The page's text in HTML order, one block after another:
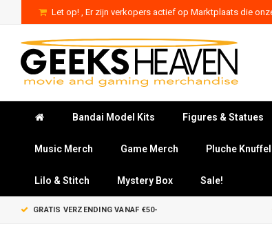
Let op! , Er zijn verkopers actief op Marktplaats die
Bandai Model Kits Figures & Statues
Music Merch Game Merch Pluche
Lilo & Stitch Mystery Box Sale!
GRATIS VERZENDING VANAF €50-